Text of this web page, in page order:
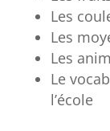
Les
Les
Les
Le
l’école